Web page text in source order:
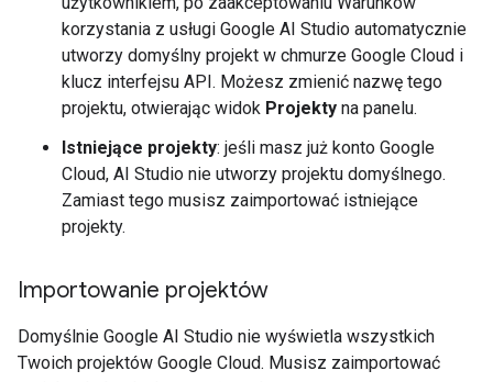
korzystania z usługi Google AI Studio automatycznie
utworzy domyślny projekt w chmurze Google Cloud i
klucz interfejsu API. Możesz zmienić nazwę tego
projektu, otwierając widok Projekty na panelu.
Istniejące projekty: jeśli masz już konto Google
Cloud, AI Studio nie utworzy projektu domyślnego.
Zamiast tego musisz zaimportować istniejące
projekty.
Importowanie projektów
Domyślnie Google AI Studio nie wyświetla wszystkich
Twoich projektów Google Cloud. Musisz zaimportować